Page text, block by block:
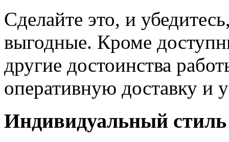
Сделайте это, и
выгодные. Кроме
другие достоинства
оперативную доставку и
Индивидуальный стиль